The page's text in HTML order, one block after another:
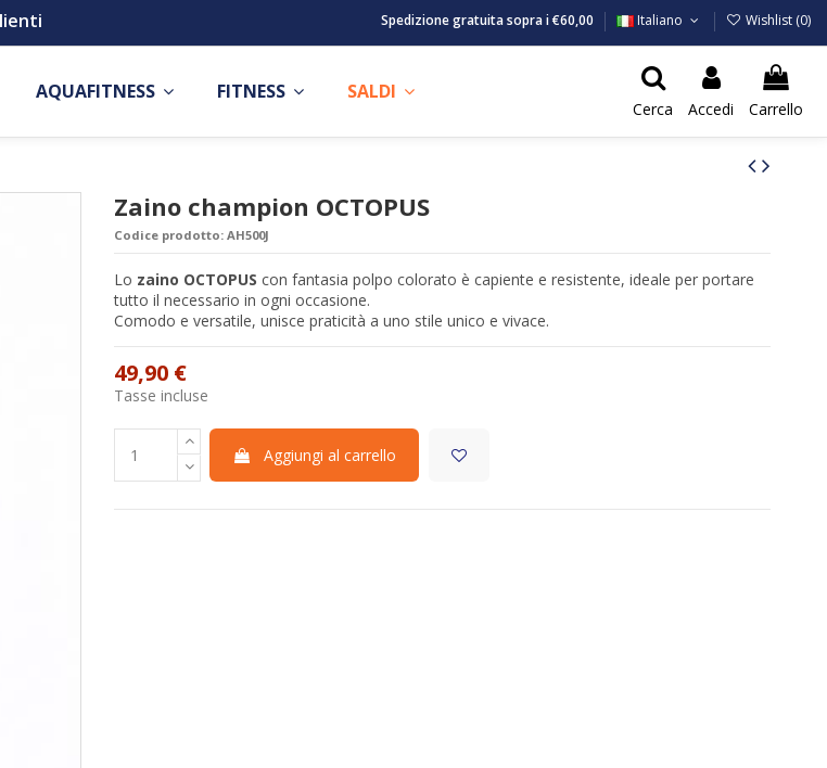
Spedizione gratuita sopra i €60,00 Italiano Wishlist (0)
AQUAFITNESS FITNESS SALDI
Cerca Accedi Carrello
Zaino champion OCTOPUS
Codice prodotto: AH500J
Lo zaino OCTOPUS con fantasia polpo colorato è capiente e resistente, ideale per portare
tutto il necessario in ogni occasione.
Comodo e versatile, unisce praticità a uno stile unico e vivace.
49,90 €
Tasse incluse
Aggiungi al carrello